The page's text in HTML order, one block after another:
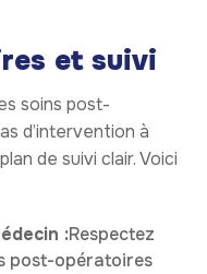
et suivi
soins post-
d’intervention à
de suivi clair. Voici
:Respectez
post-opératoires